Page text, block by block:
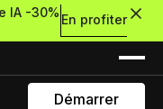
IA -30% En profiter
Démarrer